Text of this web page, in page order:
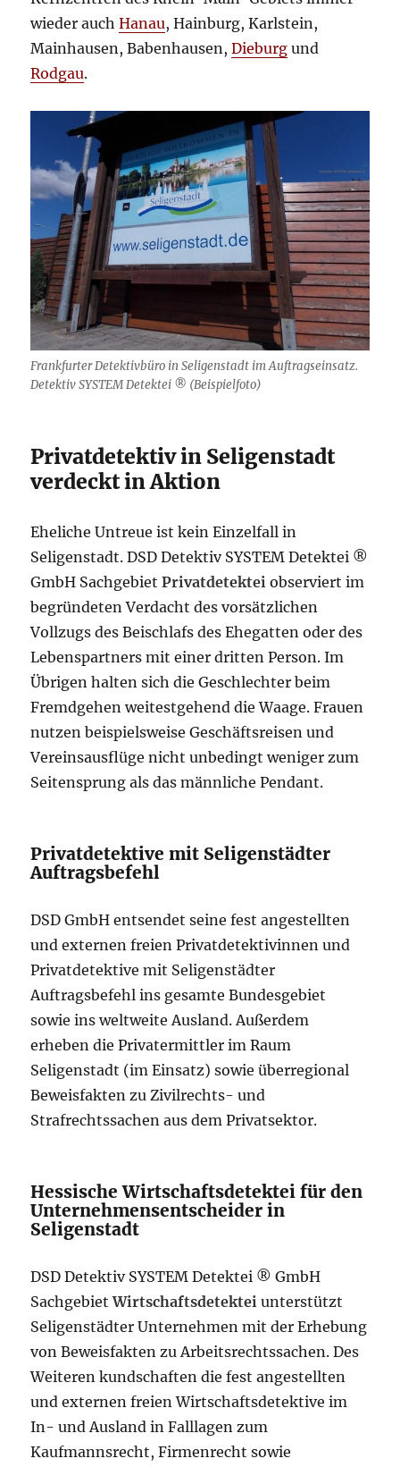
wieder auchHanau, Hainburg, Karlstein,
Mainhausen, Babenhausen,Dieburg und
Rodgau.
Frankfurter Detektivbüro in Seligenstadt im Auftragseinsatz.
Detektiv SYSTEM Detektei ® (Beispielfoto)
Privatdetektiv in Seligenstadt
verdeckt in Aktion
Eheliche Untreue ist kein Einzelfall in
Seligenstadt. DSD Detektiv SYSTEM Detektei ®
GmbH SachgebietPrivatdetektei observiert im
begründeten Verdacht des vorsätzlichen
Vollzugs des Beischlafs des Ehegatten oder des
Lebenspartners mit einer dritten Person. Im
Übrigen halten sich die Geschlechter beim
Fremdgehen weitestgehend die Waage. Frauen
nutzen beispielsweise Geschäftsreisen und
Vereinsausflüge nicht unbedingt weniger zum
Seitensprung als das männliche Pendant.
Privatdetektive mit Seligenstädter
Auftragsbefehl
DSD GmbH entsendet seine fest angestellten
und externen freien Privatdetektivinnen und
Privatdetektive mit Seligenstädter
Auftragsbefehl ins gesamte Bundesgebiet
sowie ins weltweite Ausland. Außerdem
erheben die Privatermittler im Raum
Seligenstadt (im Einsatz) sowie überregional
Beweisfakten zu Zivilrechts- und
Strafrechtssachen aus dem Privatsektor.
Hessische Wirtschaftsdetektei für den
Unternehmensentscheider in
Seligenstadt
DSD Detektiv SYSTEM Detektei ® GmbH
SachgebietWirtschaftsdetekteiunterstützt
Seligenstädter Unternehmen mit der Erhebung
von Beweisfakten zu Arbeitsrechtssachen. Des
Weiteren kundschaften die fest angestellten
und externen freien Wirtschaftsdetektive im
In- und Ausland in Falllagen zum
Kaufmannsrecht, Firmenrecht sowie